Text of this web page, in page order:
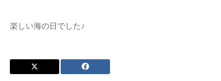
楽しい海の日でした♪